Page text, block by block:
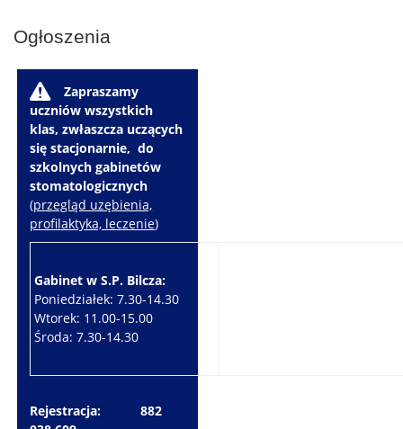
Ogłoszenia
W
Zapraszamy
uczniów wszystkich
klas, zwłaszcza uczących
się stacjonarnie, do
szkolnych gabinetów
stomatologicznych
(przegląd uzębienia,
profilaktyka, leczenie)
Gabinet w S.P. Bilcza:
Poniedziałek: 7.30-14.30
Wtorek: 11.00-15.00
Środa: 7.30-14.30
Rejestracja: 882